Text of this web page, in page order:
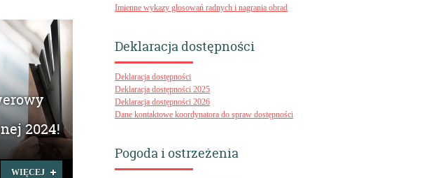
2024!
WIĘCEJ
Imienne wykazy głosowań radnych i nagrania obrad
Deklaracja dostępności
Deklaracja dostępności
Deklaracja dostępności 2025
Deklaracja dostępności 2026
Dane kontaktowe koordynatora do spraw dostępności
Pogoda i ostrzeżenia